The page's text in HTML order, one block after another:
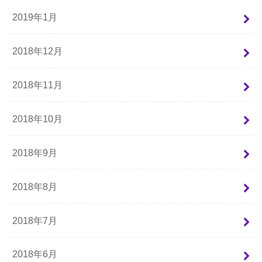
2019年1月
2018年12月
2018年11月
2018年10月
2018年9月
2018年8月
2018年7月
2018年6月